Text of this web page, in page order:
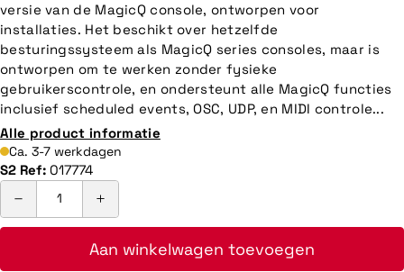
versie van de MagicQ console, ontworpen voor
installaties. Het beschikt over hetzelfde
besturingssysteem als MagicQ series consoles, maar is
ontworpen om te werken zonder fysieke
gebruikerscontrole, en ondersteunt alle MagicQ functies
inclusief scheduled events, OSC, UDP, en MIDI controle...
Alle product informatie
Ca. 3-7 werkdagen
S2 Ref: 017774
Aan winkelwagen toevoegen